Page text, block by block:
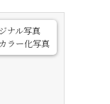
ナル写真
ラー化写真